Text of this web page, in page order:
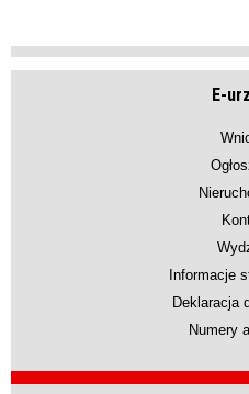
E-
Informacje
Deklaracja
Numery